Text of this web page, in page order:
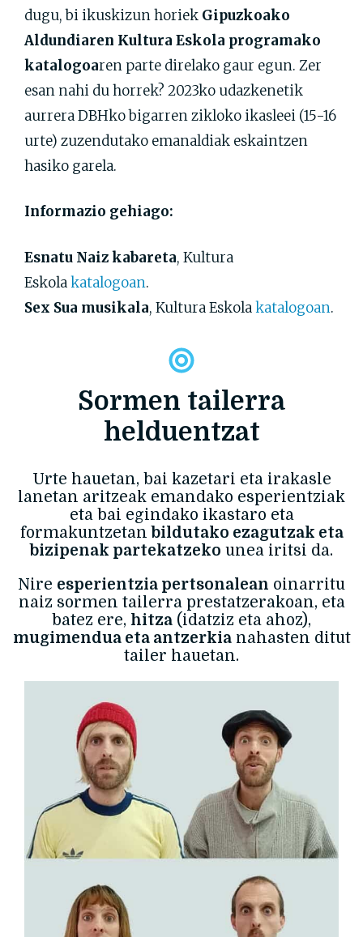
dugu, bi ikuskizun horiek Gipuzkoako
Aldundiaren Kultura Eskola programako
katalogoaren parte direlako gaur egun. Zer
esan nahi du horrek? 2023ko udazkenetik
aurrera DBHko bigarren zikloko ikasleei (15-16
urte) zuzendutako emanaldiak eskaintzen
hasiko garela.
Informazio gehiago:
Esnatu Naiz kabareta, Kultura
Eskolakatalogoan.
Sex Sua musikala, Kultura Eskolakatalogoan.
Sormen tailerra
helduentzat
Urte hauetan, bai kazetari eta irakasle
lanetan aritzeak emandako esperientziak
eta bai egindako ikastaro eta
formakuntzetan bildutako ezagutzak eta
bizipenak partekatzeko unea iritsi da.
Nire esperientzia pertsonalean oinarritu
naiz sormen tailerra prestatzerakoan, eta
batez ere, hitza (idatziz eta ahoz),
mugimendua eta antzerkianahasten ditut
tailer hauetan.